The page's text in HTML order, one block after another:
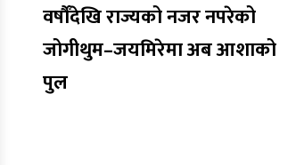
वर्षौँदेखि राज्यको नजर नपरेको
जोगीथुम–जयमिरेमा अब आशाको
पुल